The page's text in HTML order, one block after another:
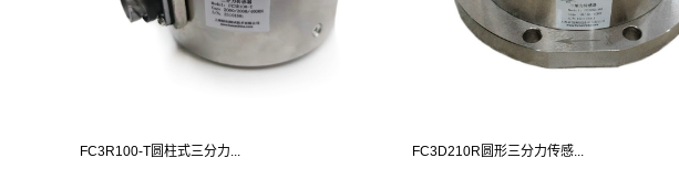
FC3R100-T圆柱式三分力... FC3D210R圆形三分力传感...